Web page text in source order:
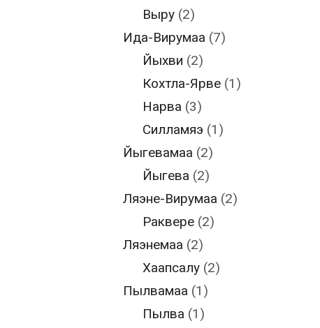
Выру (2)
Ида-Вирумаа (7)
Йыхви (2)
Кохтла-Ярве (1)
Нарва (3)
Силламяэ (1)
Йыгевамаа (2)
Йыгева (2)
Ляэне-Вирумаа (2)
Раквере (2)
Ляэнемаа (2)
Хаапсалу (2)
Пылвамаа (1)
Пылва (1)